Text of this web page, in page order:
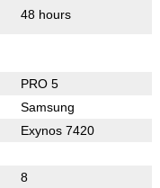
48 hours
PRO 5
Samsung
Exynos 7420
8